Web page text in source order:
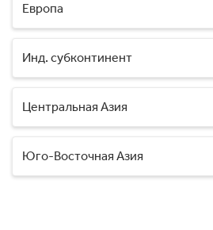
Европа
Инд. субконтинент
Центральная Азия
Юго-Восточная Азия